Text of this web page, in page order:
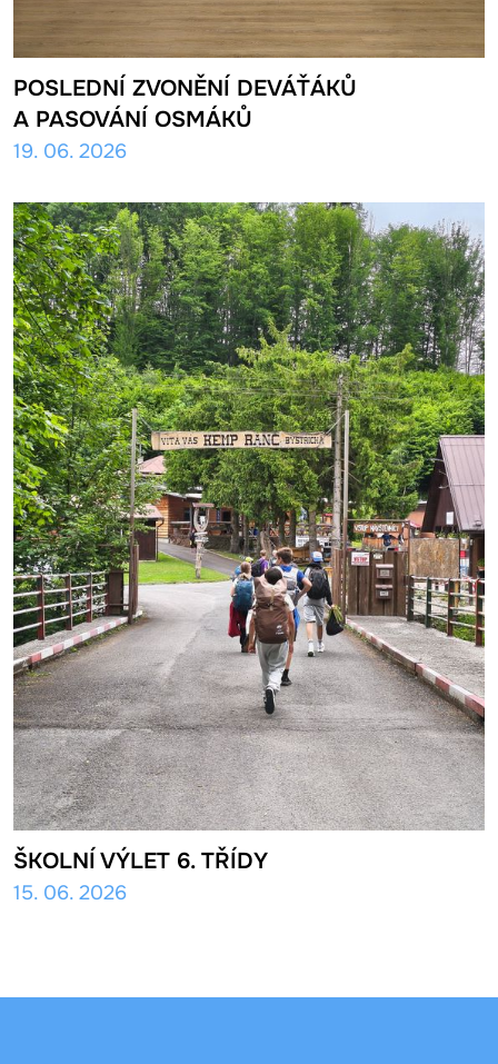
POSLEDNÍ ZVONĚNÍ DEVÁŤÁKŮ
A PASOVÁNÍ OSMÁKŮ
19. 06. 2026
ŠKOLNÍ VÝLET 6. TŘÍDY
15. 06. 2026